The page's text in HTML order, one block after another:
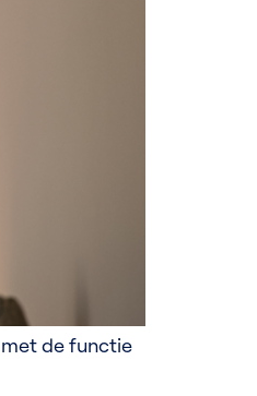
de functie